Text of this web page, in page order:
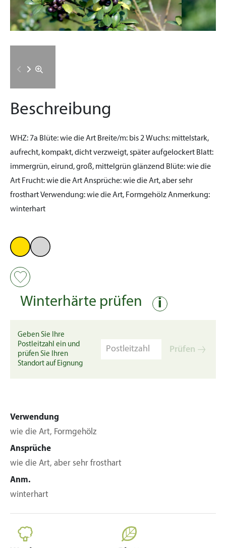
Beschreibung
WHZ: 7a Blüte:wie die Art Breite/m: bis 2Wuchs: mittelstark,
aufrecht, kompakt, dicht verzweigt, später aufgelockert Blatt:
immergrün, eirund, groß, mittelgrün glänzend Blüte:wie die
Art Frucht:wie die ArtAnsprüche:wie die Art, aber sehr
frosthartVerwendung:wie die Art, FormgehölzAnmerkung:
winterhart
Winterhärte prüfen i
Geben Sie Ihre
Postleitzahl ein und
prüfen Sie Ihren
Standort auf Eignung
Prüfen
Verwendung
wie die Art, Formgehölz
Ansprüche
wie die Art, aber sehr frosthart
Anm.
winterhart